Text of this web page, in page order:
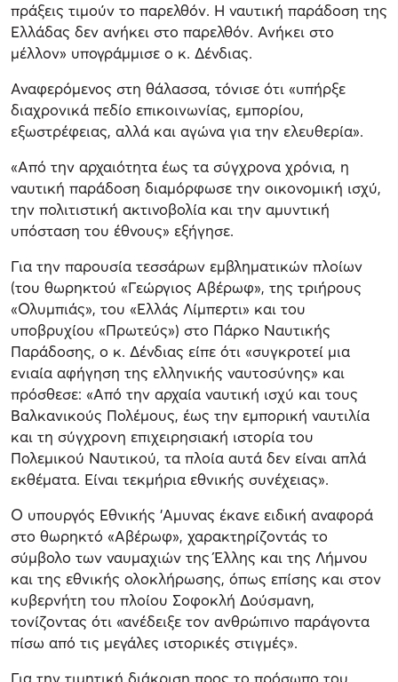
πράξεις τιμούν το παρελθόν. Η ναυτική παράδοση της
Ελλάδας δεν ανήκει στο παρελθόν. Ανήκει στο
μέλλον» υπογράμμισε ο κ. Δένδιας.
Αναφερόμενος στη θάλασσα, τόνισε ότι «υπήρξε
διαχρονικά πεδίο επικοινωνίας, εμπορίου,
εξωστρέφειας, αλλά και αγώνα για την ελευθερία».
«Από την αρχαιότητα έως τα σύγχρονα χρόνια, η
ναυτική παράδοση διαμόρφωσε την οικονομική ισχύ,
την πολιτιστική ακτινοβολία και την αμυντική
υπόσταση του έθνους» εξήγησε.
Για την παρουσία τεσσάρων εμβληματικών πλοίων
(του θωρηκτού «Γεώργιος Αβέρωφ», της τριήρους
«Ολυμπιάς», του «Ελλάς Λίμπερτι» και του
υποβρυχίου «Πρωτεύς») στο Πάρκο Ναυτικής
Παράδοσης, ο κ. Δένδιας είπε ότι «συγκροτεί μια
ενιαία αφήγηση της ελληνικής ναυτοσύνης» και
πρόσθεσε: «Από την αρχαία ναυτική ισχύ και τους
Βαλκανικούς Πολέμους, έως την εμπορική ναυτιλία
και τη σύγχρονη επιχειρησιακή ιστορία του
Πολεμικού Ναυτικού, τα πλοία αυτά δεν είναι απλά
εκθέματα. Είναι τεκμήρια εθνικής συνέχειας».
Ο υπουργός Εθνικής 'Αμυνας έκανε ειδική αναφορά
στο θωρηκτό «Αβέρωφ», χαρακτηρίζοντάς το
σύμβολο των ναυμαχιών της Έλλης και της Λήμνου
και της εθνικής ολοκλήρωσης, όπως επίσης και στον
κυβερνήτη του πλοίου Σοφοκλή Δούσμανη,
τονίζοντας ότι «ανέδειξε τον ανθρώπινο παράγοντα
πίσω από τις μεγάλες ιστορικές στιγμές».